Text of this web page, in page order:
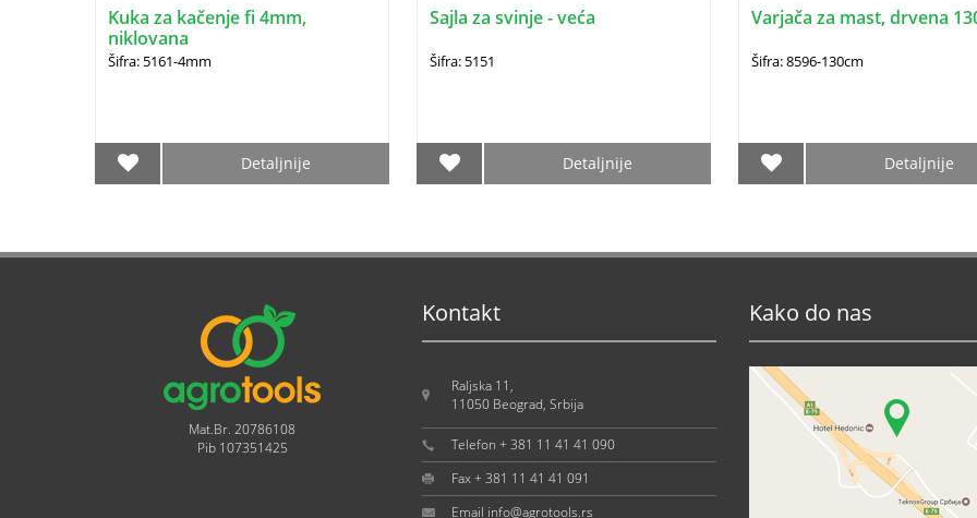
Kuka za kačenje fi 4mm,
niklovana
Šifra: 5161-4mm
Detaljnije
Sajla za svinje - veća
Šifra: 5151
Detaljnije
Varjača za mast, drvena
Šifra: 8596-130cm
Detaljnije
Mat.Br. 20786108
Pib 107351425
Kontakt
Raljska 11,
11050 Beograd, Srbija
Telefon + 381 11 41 41 090
Fax + 381 11 41 41 091
Email info@agrotools.rs
Kako do nas